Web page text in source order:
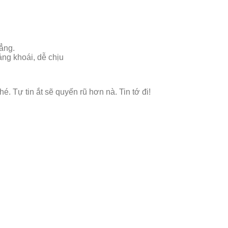
khoái, dễ chịu
Tự tin ắt sẽ quyến rũ hơn nà. Tin tớ đi!